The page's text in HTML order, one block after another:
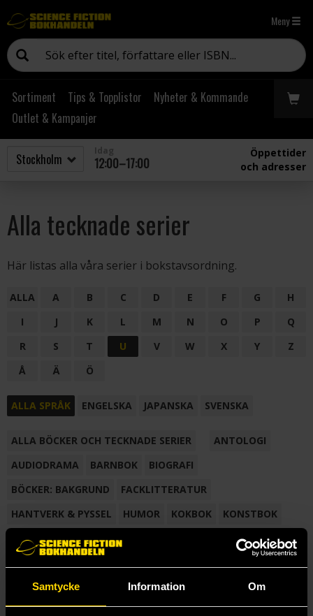
Samtycke Information Om
Meny
Sortiment Tips & Topplistor
Nyheter & Kommande
Outlet & Kampanjer
12:00–17:00
Öppettider
och adresser
Alla tecknade serier
Här listas alla våra serier i bokstavsordning.
ALLA A B C D E F G
H
I
J K L M N O P
Q
R
S T U V W X Y
Z
Å
Ä Ö
ALLA SPRÅK ENGELSKA JAPANSKA SVENSKA
ALLA BÖCKER OCH TECKNADE SERIER
ANTOLOGI
AUDIODRAMA
BARNBOK
BIOGRAFI
BÖCKER: BAKGRUND
FACKLITTERATUR
HANTVERK & PYSSEL
HUMOR KOKBOK
KONSTBOK
KORTROMAN
LÄROBOK
NOVELL
SAMLINGSVOLYM
TECKNA & MÅLA TECKNAD SERIE